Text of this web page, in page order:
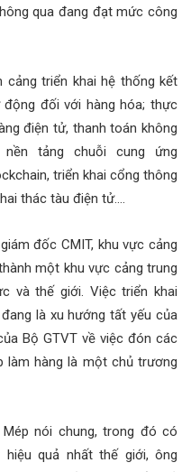
qua đang đạt mức công
triển khai hệ thống kết
đối với hàng hóa; thực
điện tử, thanh toán không
tảng chuỗi cung ứng
triển khai cổng thông
thác tàu điện tử….
đốc CMIT, khu vực cảng
một khu vực cảng trung
và thế giới. Việc triển khai
là xu hướng tất yếu của
Bộ GTVT về việc đón các
làm hàng là một chủ trương
nói chung, trong đó có
quả nhất thế giới, ông